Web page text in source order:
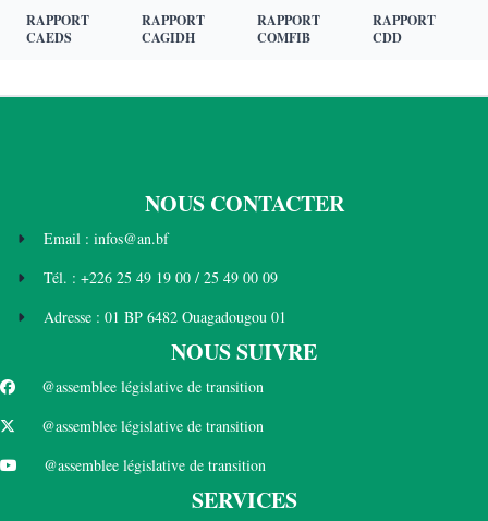
RAPPORT
CAEDS
RAPPORT
CAGIDH
RAPPORT
COMFIB
RAPPORT
CDD
NOUS CONTACTER
Email : infos@an.bf
Tél. : +226 25 49 19 00 / 25 49 00 09
Adresse : 01 BP 6482 Ouagadougou 01
NOUS SUIVRE
@assemblee législative de transition
@assemblee législative de transition
@assemblee législative de transition
SERVICES